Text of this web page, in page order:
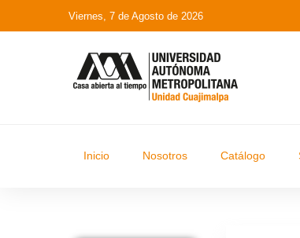
Viernes, 7 de Agosto de 2026
Inicio Nosotros Catálogo